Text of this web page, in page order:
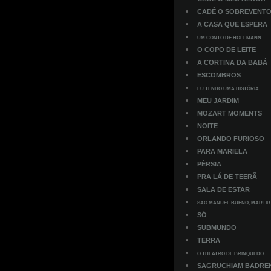
CADÊ O
A CASA QUE ESPERA
UM CONTO DE HOFFMANN
O COPO DE LEITE
A CORTINA DA BABÁ
ESCOMBROS
EU TENHO UMA HISTÓRIA
MEU JARDIM
MOZART MOMENTS
NOITE
ORLANDO FURIOSO
PARA MARIELA
PÉRSIA
PRA LÁ DE TEERÃ
SALA DE ESTAR
SÃO MANUEL BUENO, MÁRTIR
SÓ
SUBMUNDO
TERRA
O THEATRO DE BRINQUEDO
SAGRUCHIAM